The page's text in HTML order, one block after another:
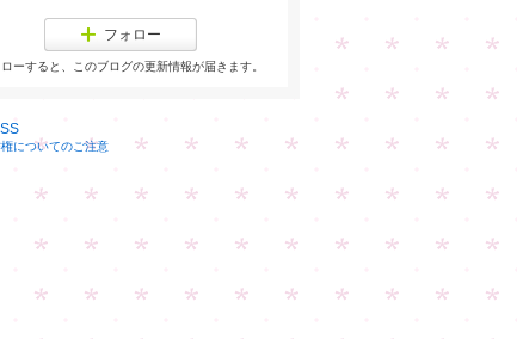
フォロー
ーすると、このブログの更新情報が届きます。
についてのご注意